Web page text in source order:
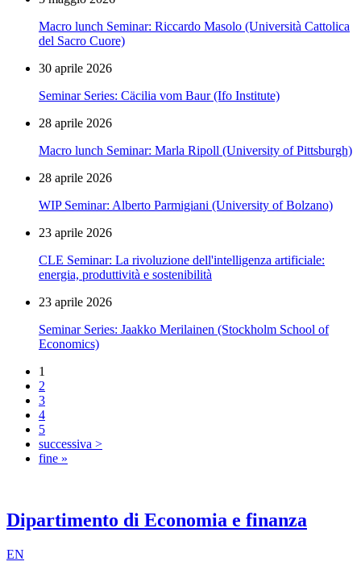
Macro lunch Seminar: Riccardo Masolo (Università Cattolica
del Sacro Cuore)
30 aprile 2026
Seminar Series: Cäcilia vom Baur (Ifo Institute)
28 aprile 2026
Macro lunch Seminar: Marla Ripoll (University of Pittsburgh)
28 aprile 2026
WIP Seminar: Alberto Parmigiani (University of Bolzano)
23 aprile 2026
CLE Seminar: La rivoluzione dell'intelligenza artificiale:
energia, produttività e sostenibilità
23 aprile 2026
Seminar Series: Jaakko Merilainen (Stockholm School of
Economics)
1
2
3
4
5
successiva >
fine »
Dipartimento di Economia e finanza
EN